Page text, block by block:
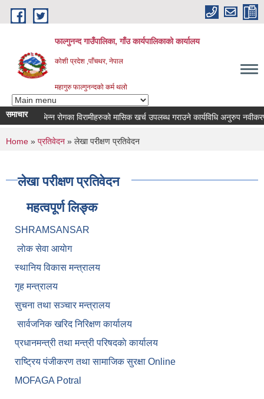
Skip to main content
फाल्गुनन्द गाउँपालिका, गाँउ कार्यपालिकाको कार्यालय
कोशी प्रदेश ,पाँचथर, नेपाल
महागुरु फाल्गुनन्दको कर्म थलो
समाचारविभिन्न रोगका विरामीहरुको मासिक खर्च उपलब्ध गराउने कार्यविधि अनुरुप नवीकरण
You are here
Home » प्रतिवेदन » लेखा परीक्षण प्रतिवेदन
लेखा परीक्षण प्रतिवेदन
महत्वपूर्ण लिङ्क
SHRAMSANSAR
लाेक सेवा आयाेग
स्थानिय विकास मन्त्रालय
गृह मन्त्रालय
सुचना तथा सञ्चार मन्त्रालय
सार्वजनिक खरिद निरिक्षण कार्यालय
प्रधानमन्त्री तथा मन्त्री परिषदकाे कार्यालय
राष्ट्रिय पंजीकरण तथा सामाजिक सुरक्षा Online
MOFAGA Potral